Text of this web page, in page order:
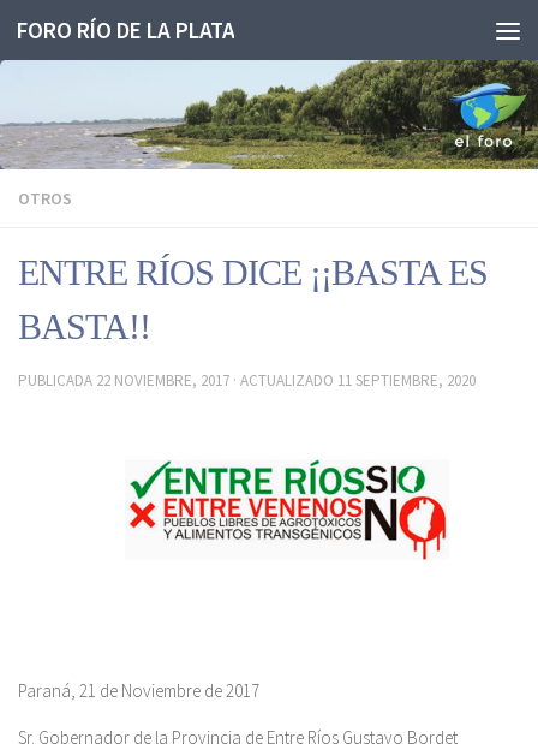
Saltar al contenido
FORO RÍO DE LA PLATA
OTROS
ENTRE RÍOS DICE ¡¡BASTA ES
BASTA!!
PUBLICADA 22 NOVIEMBRE, 2017 · ACTUALIZADO 11 SEPTIEMBRE, 2020
Paraná, 21 de Noviembre de 2017
Sr. Gobernador de la Provincia de Entre Ríos Gustavo Bordet